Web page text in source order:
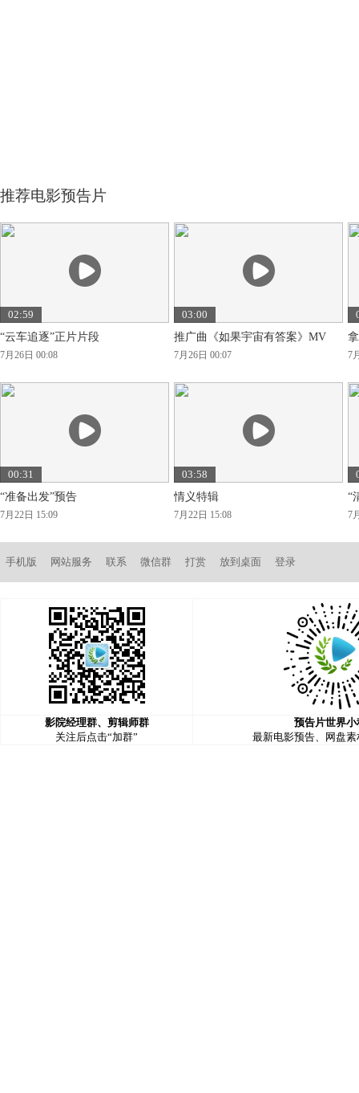
推荐电影预告片
02:59
“云车追逐”正片片段
7月26日 00:08
03:00
推广曲《如果宇宙有答案》MV
7月26日 00:07 7
00:31
“准备出发”预告
7月22日 15:09
03:58
情义特辑
7月22日 15:08
“
7
手机版 网站服务 联系 微信群 打赏 放到桌面 登录
影院经理群、剪辑师群
关注后点击“加群”
预告片世界小
最新电影预告、网盘